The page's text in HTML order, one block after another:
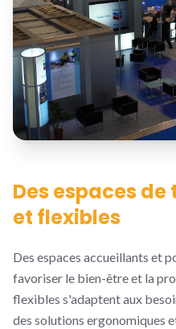
Des espaces
et flexibles
Des espaces accueillants et
favoriser le bien-être et la
flexibles s'adaptent aux
des solutions ergonomiques